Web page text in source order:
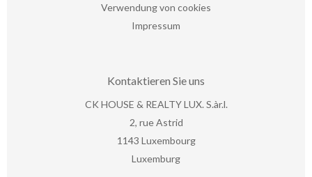
Verwendung von cookies
Impressum
Kontaktieren Sie uns
CK HOUSE & REALTY LUX. S.àr.l.
2, rue Astrid
1143 Luxembourg
Luxemburg